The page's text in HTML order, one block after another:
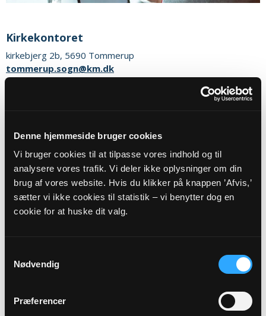
Denne hjemmeside bruger cookies
Vi bruger cookies til at tilpasse vores indhold og til
analysere vores trafik. Vi deler ikke oplysninger om din
brug af vores website. Hvis du klikker på knappen ’Afvis,’
sætter vi ikke cookies til statistik – vi benytter dog en
cookie for at huske dit valg.
Nødvendig
Præferencer
Kirkekontoret
kirkebjerg 2b, 5690 Tommerup
tommerup.sogn@km.dk
Tlf: 91535690
Tirsdag kl. 11-13
Onsdag kl. 11-16
Torsdag kl. 11-13
Fredag kl. 11-13
Kordegnen træffes efter forudgående aftale på
kirkekontoret.